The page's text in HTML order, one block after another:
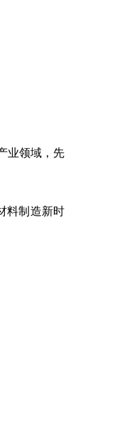
业领域，先
料制造新时